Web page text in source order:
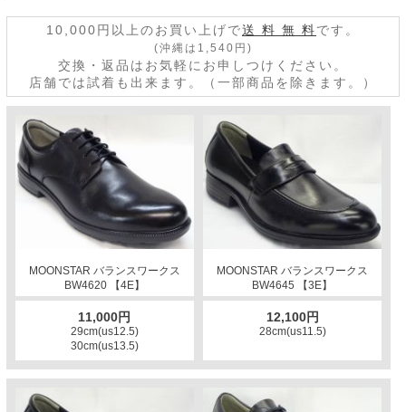
10,000円以上のお買い上げで送 料 無 料です。
(沖縄は1,540円)
交換・返品はお気軽にお申しつけください。
店舗では試着も出来ます。（一部商品を除きます。）
MOONSTAR バランスワークス
BW4620 【4E】
11,000円
29cm(us12.5)
30cm(us13.5)
MOONSTAR バランスワークス
BW4645 【3E】
12,100円
28cm(us11.5)